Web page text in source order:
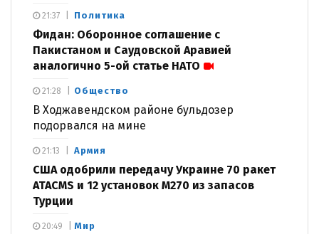
Политика
Фидан: Оборонное соглашение с
Пакистаном и Саудовской Аравией
аналогично 5-ой статье НАТО
21:37
Общество
В Ходжавендском районе бульдозер
подорвался на мине
21:28
Армия
США одобрили передачу Украине 70 ракет
ATACMS и 12 установок M270 из запасов
Турции
21:13
Мир
20:49